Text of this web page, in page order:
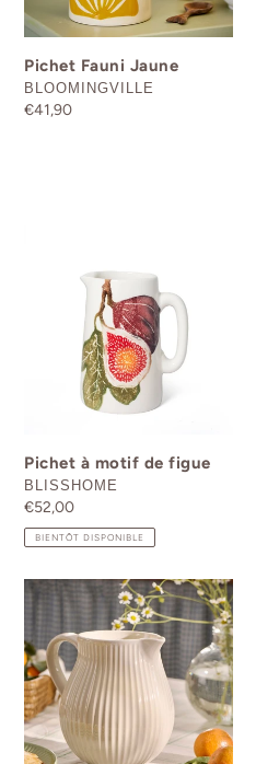
:
Pichet Fauni Jaune
DISTRIBUTEUR
BLOOMINGVILLE
Prix
€41,90
Pichet à motif de figue
DISTRIBUTEUR
BLISSHOME
Prix
normal
€52,00
BIENTÔT DISPONIBLE
Pichet
Mynte